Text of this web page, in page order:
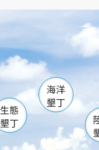
龜山 海生館
恆春
龍鑾潭自
瓊麻館
關山
白砂
生態
墾丁
海洋
墾丁